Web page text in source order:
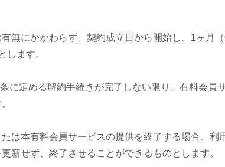
無にかかわらず、契約成立日から開始し、1ヶ月
します。
に定める解約手続きが完了しない限り、有料会員
は本有料会員サービスの提供を終了する場合、利
新せず、終了させることができるものとします。